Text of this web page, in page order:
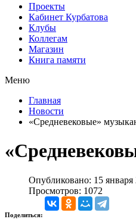
Проекты
Кабинет Курбатова
Клубы
Коллегам
Магазин
Книга памяти
Меню
Главная
Новости
«Средневековые»
Опубликовано: 15 января
Просмотров: 1072
Поделиться: